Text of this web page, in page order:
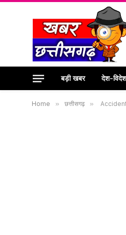
बड़ी खबर देश-विदेश
Home » छत्तीसगढ़ » Accident :